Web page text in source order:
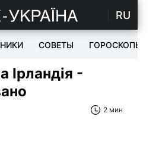
RU
СОВЕТЫ ГОРОСКОПЫ
Ірландія -
2 мин